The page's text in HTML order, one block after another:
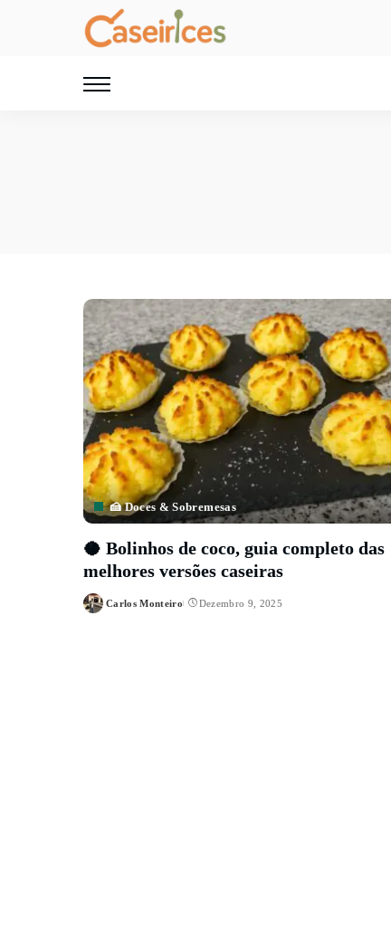
🍰 Doces & Sobremesas
🥥 Bolinhos de coco, guia completo das
melhores versões caseiras
Posted
Carlos Monteiro Dezembro 9, 2025